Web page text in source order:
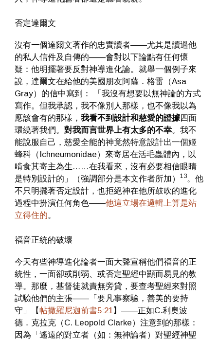
否定達爾文
沒有一個達爾文著作的忠實讀者——尤其是讀過他
的私人信件及自傳的——會對以下論點有任何懷
疑：他明擺著要反對神導進化論。就舉一個例子來
說，達爾文在給他的美國朋友阿薩．格雷（Asa
Gray）的信中寫到： 「我沒有想要以無神論的方式
寫作。但我承認，我不像別人那樣，也不像我以為
應該會有的那樣， 我看不到設計和慈愛的證據四面
環繞著我們。 對我而言世界上有太多的不幸。我不
能說服自己，慈愛全能的神竟然特意設計出一個姬
蜂科（Ichneumonidae）來寄居在活毛蟲體內，以
啃食其寄主為生……在我看來，沒有必要相信眼睛
是特別設計的」（強調部分是本文作者所加）
13。他
不只明擺著否定設計，也拒絕神在他所鼓吹的進化
過程中扮演任何角色——他這立場在邏輯上算是站
立得住的。
福音正統的破壞
今天有些神導進化論者一面大聲宣稱他們福音的正
統性，一面卻或削弱、或否定聖經中顯而易見的教
導。那麼，基督徒就責無旁貸，要查考聖經來對照
試驗他們的主張——「要凡事察驗，善美的要持
守」【帖撒羅尼迦前書5:21 】——正如C.利奧波
德．克拉克（C. Leopold Clarke）注意到的那樣：
因為「遙遠的對立者（如：無神論者）對聖經神聖